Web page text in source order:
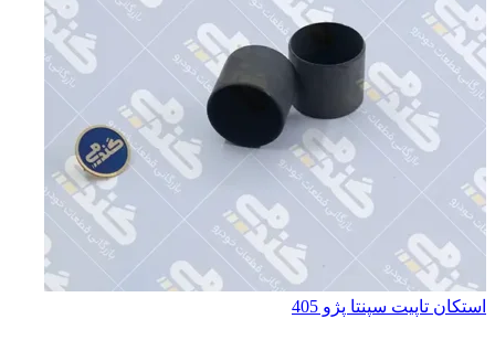
استكان تاپيت سپنتا پژو 405